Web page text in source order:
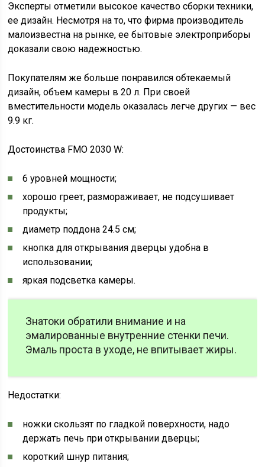
Эксперты отметили высокое качество сборки техники,
ее дизайн. Несмотря на то, что фирма производитель
малоизвестна на рынке, ее бытовые электроприборы
доказали свою надежностью.
Покупателям же больше понравился обтекаемый
дизайн, объем камеры в 20 л. При своей
вместительности модель оказалась легче других — вес
9.9 кг.
Достоинства FMO 2030 W:
6 уровней мощности;
хорошо греет, размораживает, не подсушивает
продукты;
диаметр поддона 24.5 см;
кнопка для открывания дверцы удобна в
использовании;
яркая подсветка камеры.
Знатоки обратили внимание и на
эмалированные внутренние стенки печи.
Эмаль проста в уходе, не впитывает жиры.
Недостатки:
ножки скользят по гладкой поверхности, надо
держать печь при открывании дверцы;
короткий шнур питания;